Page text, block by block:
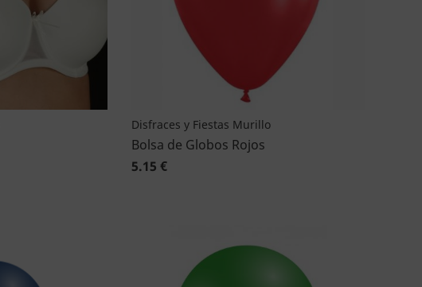
Disfraces y Fiestas Murillo
Bolsa de Globos Rojos
5.15 €